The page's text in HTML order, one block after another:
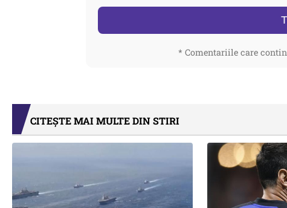
* Comentariile care
CITEȘTE MAI MULTE DIN STIRI